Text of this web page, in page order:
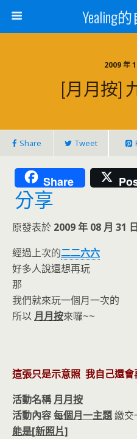
Yealing
2009 年
[月月按]
Share Tweet
Share
分享
原發表於 2009 年 08 月 31
經過上次的二二六六
好多人說還想再玩
那
我們就來玩一個月一次的
所以 月月按來囉~~
這張只是示意照 我自己還會
活動名稱 月月按
活動內容每個月一主題繳交
能是[新照片]